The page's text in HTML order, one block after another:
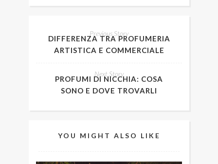
Previous Story
DIFFERENZA TRA PROFUMERIA
ARTISTICA E COMMERCIALE
Next Story
PROFUMI DI NICCHIA: COSA
SONO E DOVE TROVARLI
YOU MIGHT ALSO LIKE